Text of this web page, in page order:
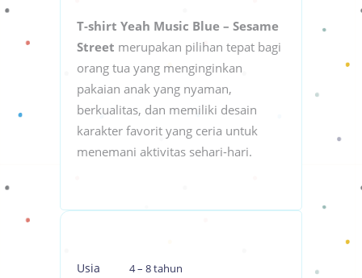
T-shirt Yeah Music Blue – Sesame
Street merupakan pilihan tepat bagi
orang tua yang menginginkan
pakaian anak yang nyaman,
berkualitas, dan memiliki desain
karakter favorit yang ceria untuk
menemani aktivitas sehari-hari.
Usia 4 – 8 tahun